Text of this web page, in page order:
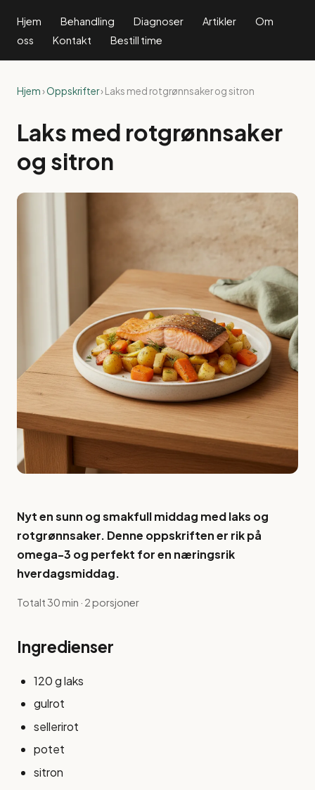
Hjem Behandling Diagnoser Artikler
Om
oss
Kontakt Bestill time
Hjem›Oppskrifter› Laks med rotgrønnsaker og sitron
Laks med rotgrønnsaker
og sitron
Nyt en sunn og smakfull middag med laks og
rotgrønnsaker. Denne oppskriften er rik på
omega-3 og perfekt for en næringsrik
hverdagsmiddag.
Totalt 30 min · 2 porsjoner
Ingredienser
120 g laks
gulrot
sellerirot
potet
sitron